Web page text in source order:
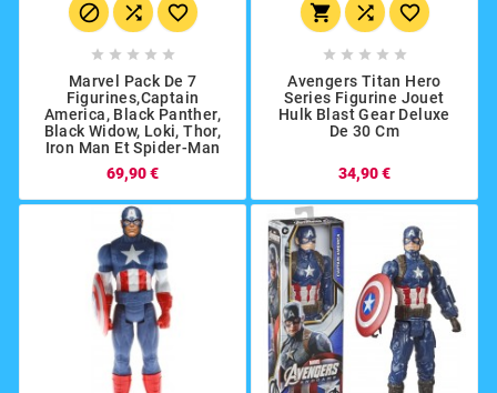
  
    
Marvel Pack De 7
Figurines,Captain
America, Black Panther,
Black Widow, Loki, Thor,
Iron Man Et Spider-Man
69,90 €
  
    
Avengers Titan Hero
Series Figurine Jouet
Hulk Blast Gear Deluxe
De 30 Cm
34,90 €